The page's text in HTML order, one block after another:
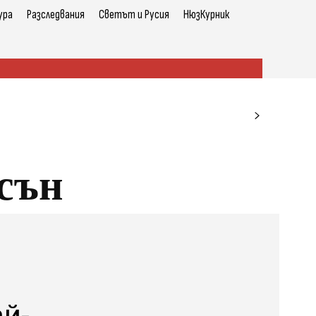
Разследвания Светът и Русия НюзКурник